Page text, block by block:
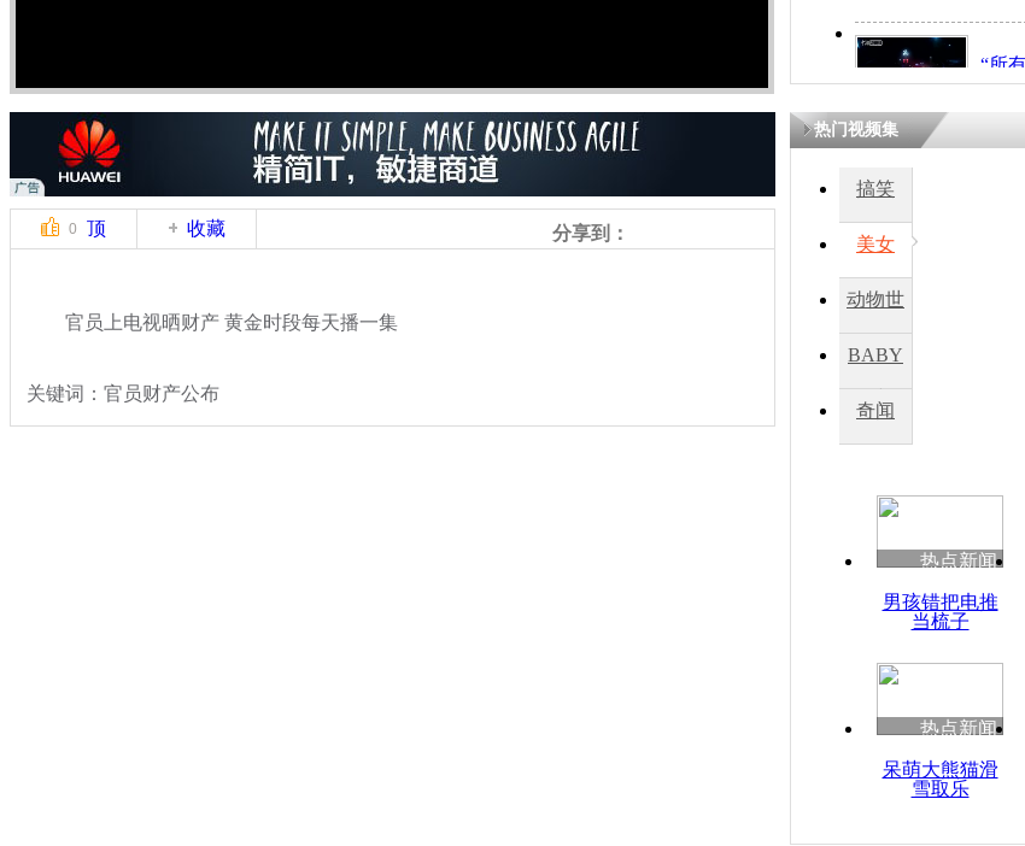
“所
开！
因
度苗
魂
0 顶 收藏 分享到：
官员上电视晒财产 黄金时段每天播一集
关键词：官员财产公布
热门视频集
搞笑
美女
动物世
BABY
秀
奇闻
热点新闻
男孩错把电推
当梳子
热点新闻
呆萌大熊猫滑
雪取乐